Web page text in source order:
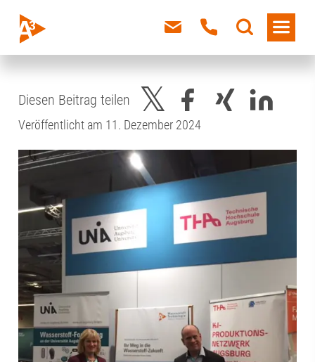
Diesen Beitrag teilen
Veröffentlicht am 11. Dezember 2024